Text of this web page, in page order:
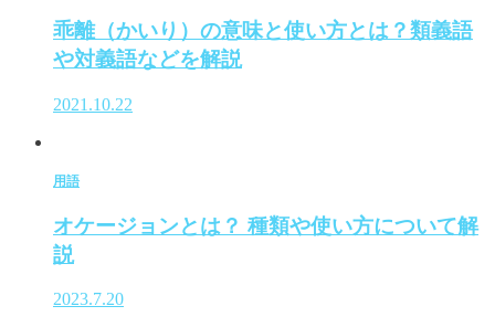
乖離（かいり）の意味と使い方とは？類義語
や対義語などを解説
2021.10.22
用語
オケージョンとは？ 種類や使い方について解
説
2023.7.20